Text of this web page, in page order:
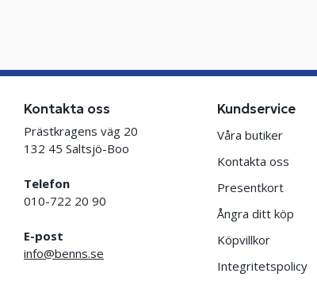
Kontakta oss
Prästkragens väg 20
132 45 Saltsjö-Boo
Telefon
010-722 20 90
E-post
info@benns.se
Kundservice
Våra butiker
Kontakta oss
Presentkort
Ångra ditt köp
Köpvillkor
Integritetspolicy